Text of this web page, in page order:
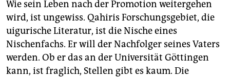
Wie sein Leben nach der Promotion weitergehen
wird, ist ungewiss. Qahiris Forschungsgebiet, die
uigurische Literatur, ist die Nische eines
Nischenfachs. Er will der Nachfolger seines Vaters
werden. Ob er das an der Universität Göttingen
kann, ist fraglich, Stellen gibt es kaum. Die